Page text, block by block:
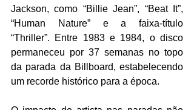
Jackson, como “Billie Jean”, “Beat It”,
“Human Nature” e a faixa-título
“Thriller”. Entre 1983 e 1984, o disco
permaneceu por 37 semanas no topo
da parada da Billboard, estabelecendo
um recorde histórico para a época.